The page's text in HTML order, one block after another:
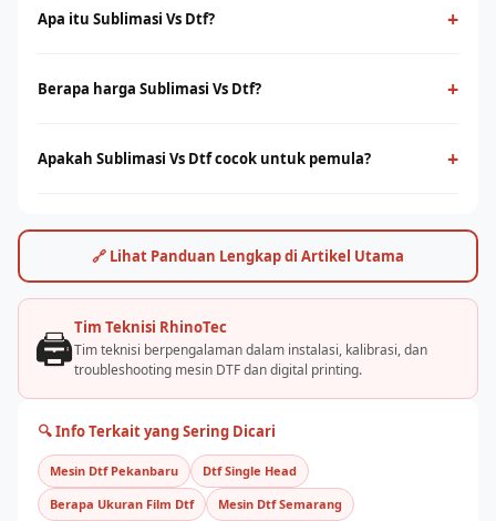
Apa itu Sublimasi Vs Dtf? +
menggunakan film PET sebagai media transfer ke berbagai
Berapa harga Sublimasi Vs Dtf? +
dan kapasitas produksi. Hubungi tim RhinoCare untuk
Apakah Sublimasi Vs Dtf cocok untuk pemula? +
pelatihan yang tepat. Rhino Indonesia menyediakan training
dan pendampingan after-sales agar bisnis sablon Anda cepat
🔗 Lihat Panduan Lengkap di Artikel Utama
🖨️Tim Teknisi RhinoTec
Tim teknisi berpengalaman dalam instalasi, kalibrasi, dan
troubleshooting mesin DTF dan digital printing.
🔍 Info Terkait yang Sering Dicari
Mesin Dtf Pekanbaru
Dtf Single Head
Berapa Ukuran Film Dtf
Mesin Dtf Semarang